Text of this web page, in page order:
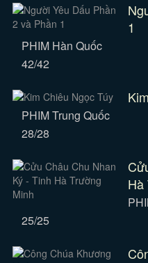
1
PHIM Hàn Quốc
42/42
PHIM Trung Quốc
28/28
Hà
25/25